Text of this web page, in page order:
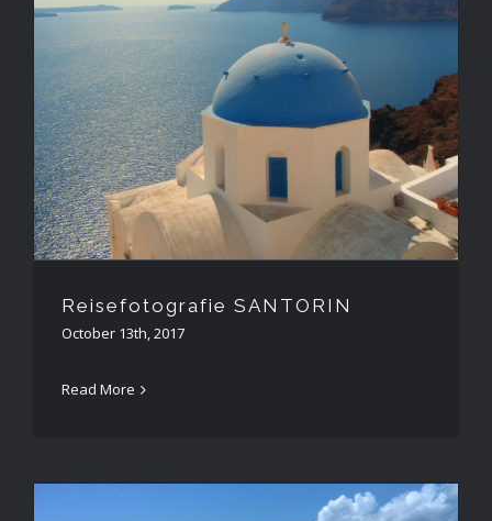
Reisefotografie SANTORIN
Reisefotografie SANTORIN
October 13th, 2017
Read More